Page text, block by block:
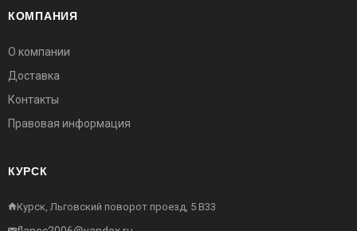
КОМПАНИЯ
О компании
Доставка
Контакты
Правовая информация
КУРСК
Курск, Льговский поворот проезд, 5 В33